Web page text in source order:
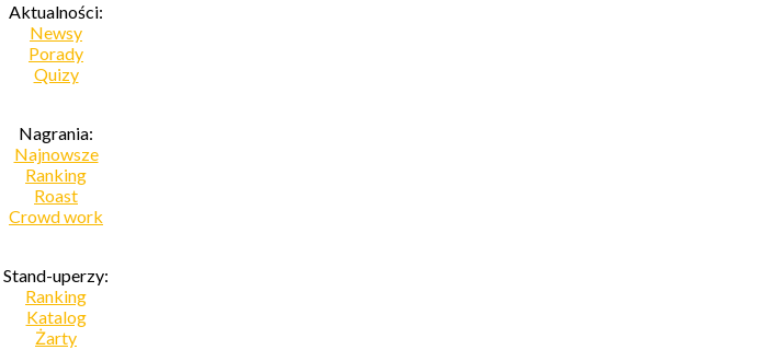
Aktualności:
Newsy
Porady
Quizy
Nagrania:
Najnowsze
Ranking
Roast
Crowd work
Stand-uperzy:
Ranking
Katalog
Żarty